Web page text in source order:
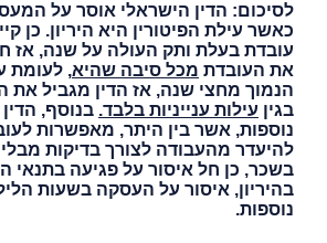
לסיכום: הדין הישראלי אוסר על
כאשר עילת הפיטורין היא היריון. כן
עובדת בעלת ותק העולה על שנה, אז
את העובדת מכל סיבה שהיא, לעומת
הנמוך מחצי שנה, אז הדין מגביל את
בגין עילות ענייניות בלבד. בנוסף,
נוספות, אשר בין היתר, מאפשרות
להיעדר מהעבודה לצורך בדיקות
בשכר, כן חל איסור על פגיעה בתנאי
בהיריון, איסור על העסקה בשעות
נוספות.